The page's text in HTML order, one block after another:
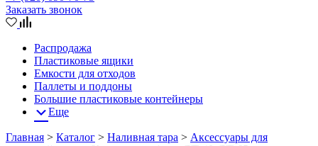
Заказать звонок
Распродажа
Пластиковые ящики
Емкости для отходов
Паллеты и поддоны
Большие пластиковые контейнеры
Еще
Главная > Каталог > Наливная тара > Аксессуары для